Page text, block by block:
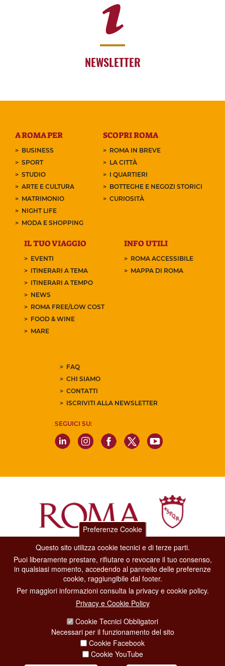
NEWSLETTER
A ROMA PER
BUSINESS
SPORT
STUDIO
ARTE E CULTURA
MATRIMONIO
NIGHT LIFE
MODA E SHOPPING
SCOPRI ROMA
ROMA IN BREVE
LA CITTÀ
I QUARTIERI
BOTTEGHE E NEGOZI STORICI
CURIOSITÀ
IL TUO VIAGGIO
EVENTI
ITINERARI A TEMA
ITINERARI A TEMPO
NEWS
ROMA FREE/LOW COST
FOOD & WINE
MARE
INFO UTILI
ROMA ACCESSIBILE
MAPPA DI ROMA
FAQ
CHI SIAMO
CONTATTI
ISCRIVITI ALLA NEWSLETTER
SEGUICI SU:
Dipartimento Grandi Eventi, Sport, Turismo e Moda.
Via di San Basilio, 51
00187 Roma
CONTACT CENTER TEL. 06 06 08
CONTATTA LA REDAZIONE
Preferenze Cookie
Questo sito utilizza cookie tecnici e di terze parti.
Puoi liberamente prestare, rifiutare o revocare il tuo consenso,
in qualsiasi momento, accedendo al pannello delle preferenze
cookie, raggiungibile dal footer.
Per maggiori informazioni consulta la privacy e cookie policy.
Privacy e Cookie Policy
Cookie Tecnici Obbligatori
Necessari per il funzionamento del sito
Cookie Facebook
Cookie YouTube